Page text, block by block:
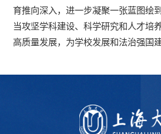
育推向深入，进一步凝聚一张蓝图绘
当攻坚学科建设、科学研究和人才培
高质量发展，为学校发展和法治强国